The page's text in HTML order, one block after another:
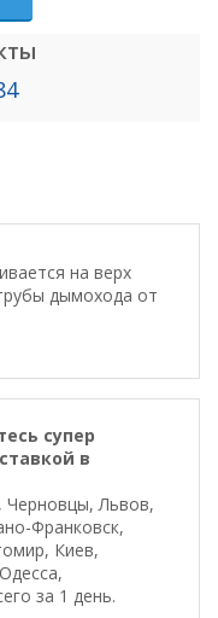
на верх
дымохода от
супер
в
Черновцы, Львов,
Франковск,
Киев,
за 1 день.